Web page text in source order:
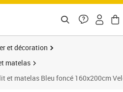
et décoration
matelas
et matelas Bleu foncé 160x200cm